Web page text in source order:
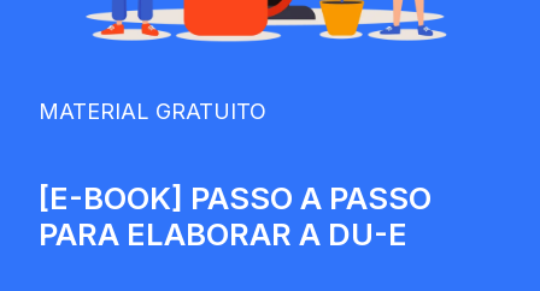
MATERIAL GRATUITO
[E-BOOK] PASSO A PASSO
PARA ELABORAR A DU-E